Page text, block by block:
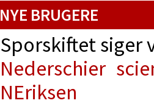
NYE BRUGERE
Sporskiftet
Nederschier
NEriksen